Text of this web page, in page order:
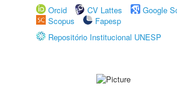
Orcid
CV Lattes
Google
Scopus
Fapesp
Repositório Institucional UNESP